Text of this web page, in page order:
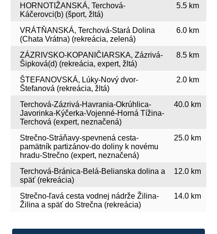
HORNOTIŽANSKÁ, Terchová-
Káčerovci(b) (šport, žltá)
5.5 km
VRÁTŇANSKÁ, Terchová-Stará Dolina
(Chata Vrátna) (rekreácia, zelená)
6.0 km
ZÁZRIVSKO-KOPANIČIARSKA, Zázrivá-
Šipková(d) (rekreácia, expert, žltá)
8.5 km
ŠTEFANOVSKÁ, Lúky-Nový dvor-
Štefanová (rekreácia, žltá)
2.0 km
Terchová-Zázrivá-Havrania-Okrúhlica-
Javorinka-Kýčerka-Vojenné-Horná Tížina-
Terchová (expert, neznačená)
40.0 km
Strečno-Stráňavy-spevnená cesta-
pamätník partizánov-do doliny k novému
hradu-Strečno (expert, neznačená)
25.0 km
Terchová-Bránica-Belá-Belianska dolina a
späť (rekreácia)
12.0 km
Strečno-ľavá cesta vodnej nádrže Žilina-
Žilina a späť do Strečna (rekreácia)
14.0 km